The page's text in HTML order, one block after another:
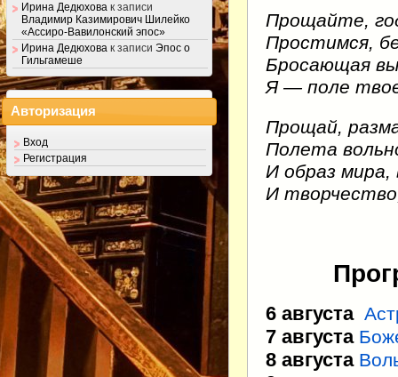
Прощайте,
Простимся,
Бросающая
Я — поле
Прощай,
Полета
И образ мира,
И
6 августа
7 августа
8 августа
Ирина Дедюхова к записи
Владимир Казимирович Шилейко
«Ассиро-Вавилонский эпос»
Ирина Дедюхова к записи Эпос о
Гильгамеше
Авторизация
Вход
Регистрация